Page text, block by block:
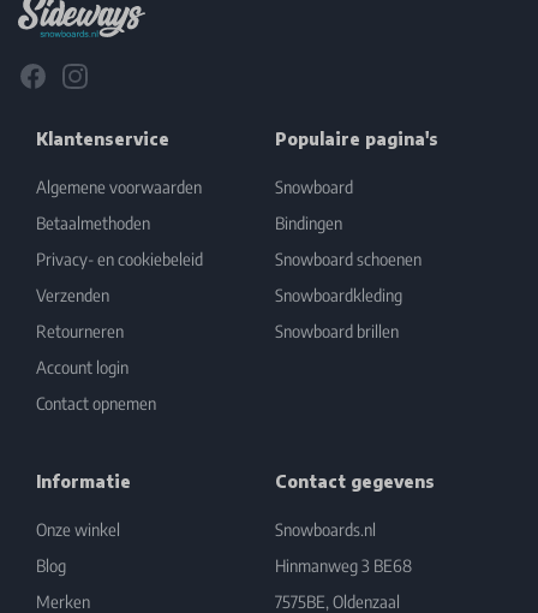
FacebookInstagram
Klantenservice
Algemene voorwaarden
Betaalmethoden
Privacy- en cookiebeleid
Verzenden
Retourneren
Account login
Contact opnemen
Populaire pagina's
Snowboard
Bindingen
Snowboard schoenen
Snowboardkleding
Snowboard brillen
Informatie
Onze winkel
Blog
Merken
Contact gegevens
Snowboards.nl
Hinmanweg 3 BE68
7575BE, Oldenzaal